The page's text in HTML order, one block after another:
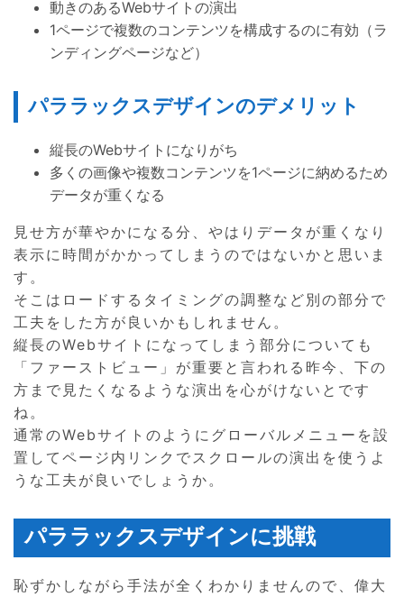
動きのあるWebサイトの演出
1ページで複数のコンテンツを構成するのに有効（ラ
ンディングページなど）
パララックスデザインのデメリット
縦長のWebサイトになりがち
多くの画像や複数コンテンツを1ページに納めるため
データが重くなる
見せ方が華やかになる分、やはりデータが重くなり
表示に時間がかかってしまうのではないかと思いま
す。
そこはロードするタイミングの調整など別の部分で
工夫をした方が良いかもしれません。
縦長のWebサイトになってしまう部分についても
「ファーストビュー」が重要と言われる昨今、下の
方まで見たくなるような演出を心がけないとです
ね。
通常のWebサイトのようにグローバルメニューを設
置してページ内リンクでスクロールの演出を使うよ
うな工夫が良いでしょうか。
パララックスデザインに挑戦
恥ずかしながら手法が全くわかりませんので、偉大